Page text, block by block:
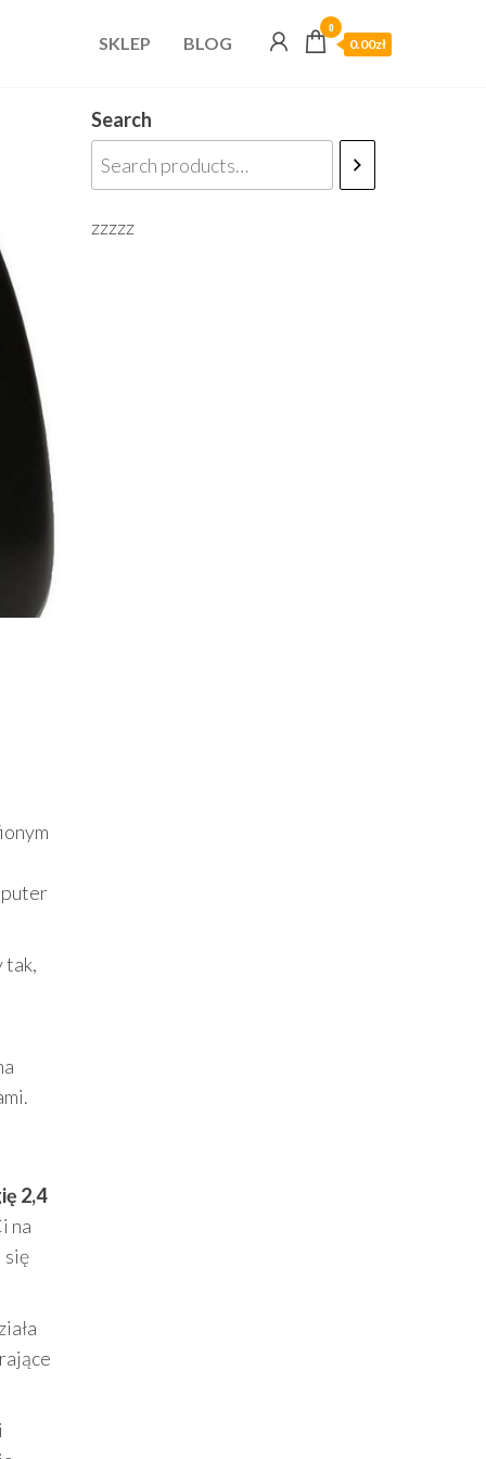
SKLEP BLOG
0
0.00zł
tak,
2,4
na
się
Search
zzzzz